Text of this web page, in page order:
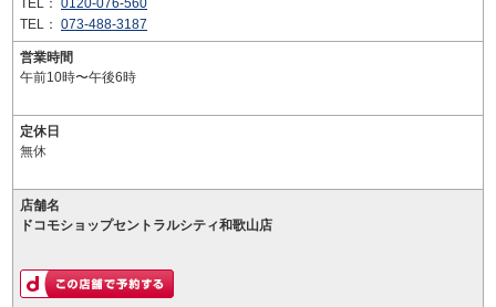
TEL： 0120-076-560
TEL： 073-488-3187
営業時間
午前10時〜午後6時
定休日
無休
店舗名
ドコモショップセントラルシティ和歌山店